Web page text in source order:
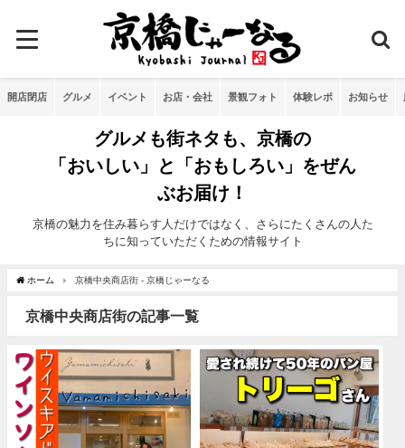
開店閉店 グルメ イベント お店・会社 景観フォト 体験レポ お知らせ
グルメも街ネタも、京橋の
「おいしい」と「おもしろい」をぜん
ぶお届け！
京橋の魅力を住み暮らす人だけではなく、さらにたくさんの人た
ちに知っていただくための情報サイト
ホーム 京橋中央商店街 - 京橋じゃーなる
京橋中央商店街の記事一覧